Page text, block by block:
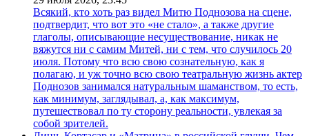
Всякий, кто хоть раз видел Митю Поднозова на сцене,
подтвердит, что вот это «не стало», а также другие
глаголы, описывающие несуществование, никак не
вяжутся ни с самим Митей, ни с тем, что случилось 20
июля. Потому что всю свою сознательную, как я
полагаю, и уж точно всю свою театральную жизнь актер
Поднозов занимался натуральным шаманством, то есть,
как минимум, заглядывал, а, как максимум,
путешествовал по ту сторону реальности, увлекая за
собой зрителей.